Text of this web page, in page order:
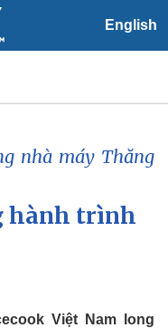
English
thời tiết
dục
nhà máy Thăng
hành trình
Việt Nam long